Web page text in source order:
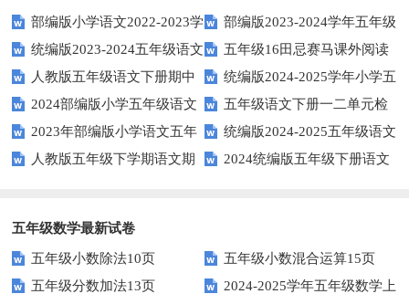
部编版小学语文2022-2023学
年上期五年级期末试题
部编版2023-2024学年五年级
语文下学期期末考前质量冲刺卷
统编版2023-2024五年级语文
下册期中阶段调研卷
五年级16田忌赛马课外阅读
练习题及答案
人教版五年级语文下册期中
试题及参考答案
统编版2024-2025学年小学五
年级语文上册期中试卷
2024部编版小学五年级语文
下学期期末测试卷
五年级语文下册一二单元检
测题
2023年部编版小学语文五年
级下册期末模拟题
统编版2024-2025五年级语文
第一学期期末测试卷
人教版五年级下学期语文期
2024统编版五年级下册语文
五年级数学最新试卷
五年级小数除法10页
五年级小数混合运算15页
五年级分数加法13页
2024-2025学年五年级数学上